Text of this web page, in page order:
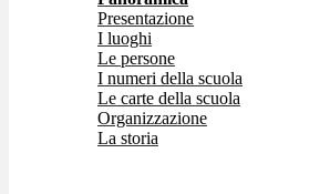
Presentazione
I luoghi
Le persone
I numeri della scuola
Le carte della scuola
Organizzazione
La storia